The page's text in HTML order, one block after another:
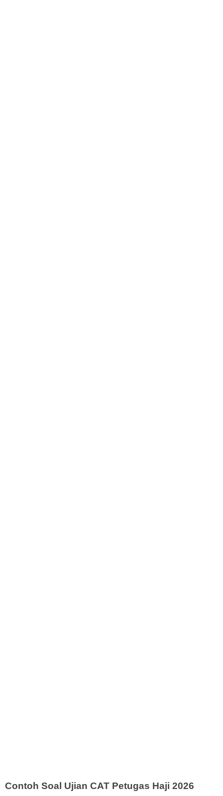
Contoh Soal Ujian CAT Petugas Haji 2026